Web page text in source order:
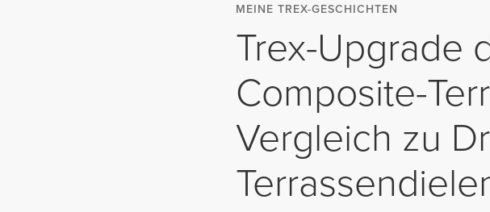
MEINE TREX-GESCHICHTEN
Trex-Upgrade
Composite-
Vergleich zu